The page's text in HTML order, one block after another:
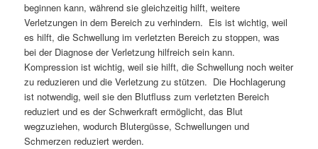
beginnen kann, während sie gleichzeitig hilft, weitere
Verletzungen in dem Bereich zu verhindern. Eis ist wichtig, weil
es hilft, die Schwellung im verletzten Bereich zu stoppen, was
bei der Diagnose der Verletzung hilfreich sein kann.
Kompression ist wichtig, weil sie hilft, die Schwellung noch weiter
zu reduzieren und die Verletzung zu stützen. Die Hochlagerung
ist notwendig, weil sie den Blutfluss zum verletzten Bereich
reduziert und es der Schwerkraft ermöglicht, das Blut
wegzuziehen, wodurch Blutergüsse, Schwellungen und
Schmerzen reduziert werden.